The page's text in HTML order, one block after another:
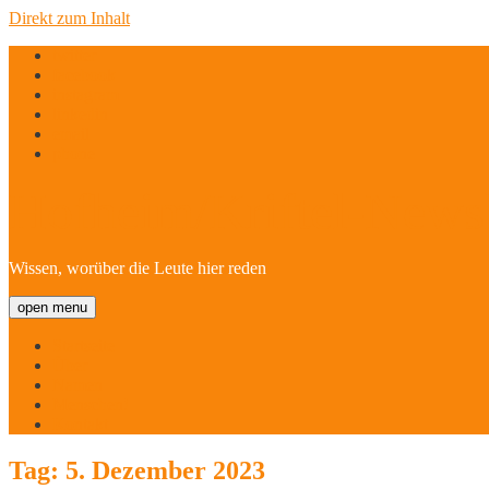
Direkt zum Inhalt
Wissen, worüber die Leute hier reden
open menu
Tag: 5. Dezember 2023